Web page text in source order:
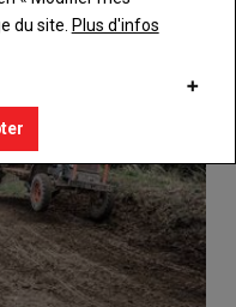
du site. Plus d'infos